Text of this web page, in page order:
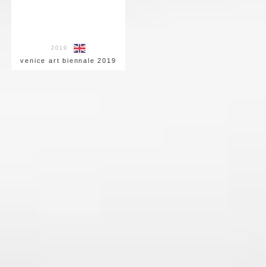
2019
venice art biennale 2019